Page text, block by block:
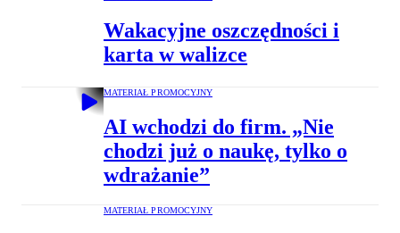
Wakacyjne oszczędności i
karta w walizce
MATERIAŁ PROMOCYJNY
AI wchodzi do firm. „Nie
chodzi już o naukę, tylko o
wdrażanie”
MATERIAŁ PROMOCYJNY